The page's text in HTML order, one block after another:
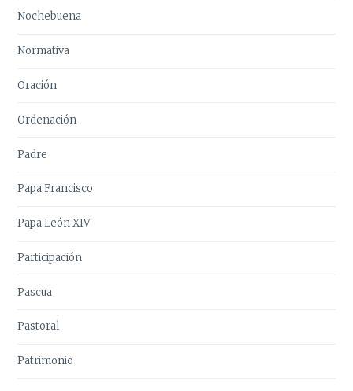
Nochebuena
Normativa
Oración
Ordenación
Padre
Papa Francisco
Papa León XIV
Participación
Pascua
Pastoral
Patrimonio